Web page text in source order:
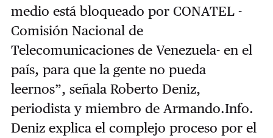
medio está bloqueado por CONATEL -
Comisión Nacional de
Telecomunicaciones de Venezuela- en el
país, para que la gente no pueda
leernos”, señala Roberto Deniz,
periodista y miembro de Armando.Info.
Deniz explica el complejo proceso por el